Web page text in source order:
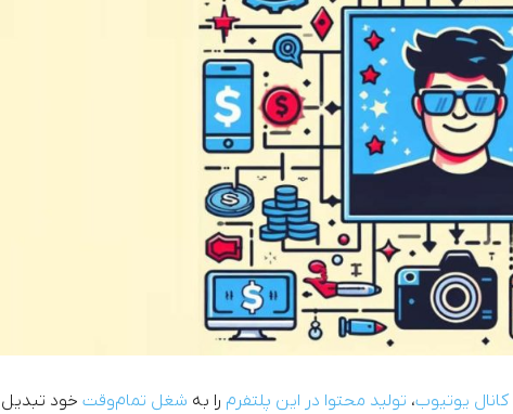
کانال یوتیوب، تولید محتوا در این پلتفرم را به شغل تمام‌وقت خود تبدیل